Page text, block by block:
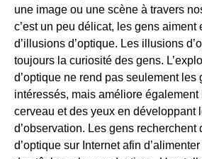
une image ou une scène à travers
c’est un peu délicat, les gens aiment
d’illusions d’optique. Les illusions
toujours la curiosité des gens.
d’optique ne rend pas seulement les
intéressés, mais améliore également
cerveau et des yeux en développant
d’observation. Les gens recherchent
d’optique sur Internet afin